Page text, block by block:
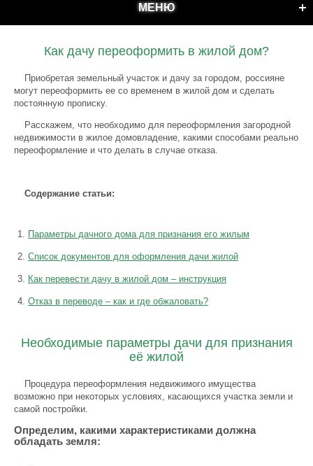
МЕНЮ
Как дачу переоформить в жилой дом?
Приобретая земельный участок и дачу за городом, россияне
могут переоформить ее со временем в жилой дом и сделать
постоянную прописку.
Расскажем, что необходимо для переоформления загородной
недвижимости в жилое домовладение, какими способами реально
переоформление и что делать в случае отказа.
Содержание статьи:
Параметры дачного дома для признания его жилым
Список документов для оформления дачи жилой
Как перевести дачу в жилой дом – инструкция
Отказ в переводе – как и где обжаловать?
Необходимые параметры дачи для признания
её жилой
Процедура переоформления недвижимого имущества
возможно при некоторых условиях, касающихся участка земли и
самой постройки.
Определим, какими характеристиками должна
обладать земля: